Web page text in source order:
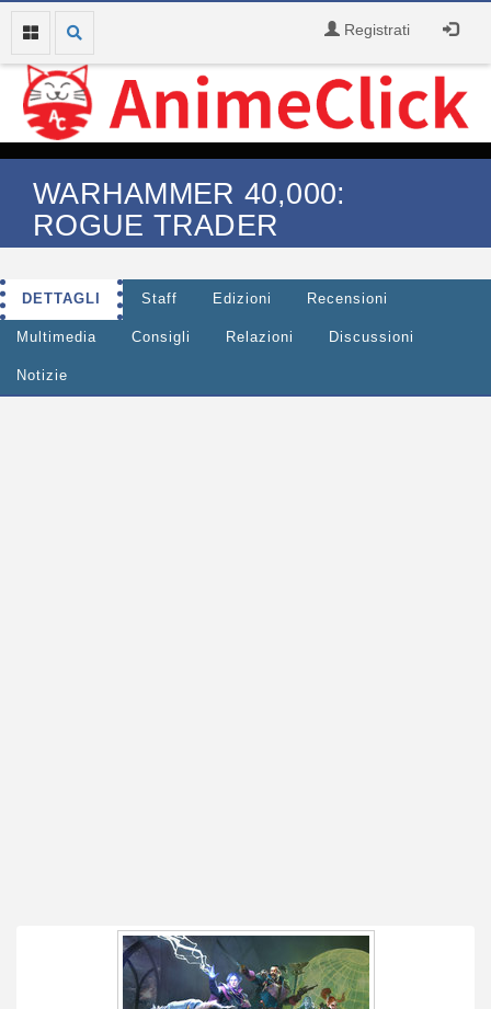
Registrati
WARHAMMER 40,000:
ROGUE TRADER
DETTAGLI Staff Edizioni Recensioni
Multimedia Consigli Relazioni Discussioni
Notizie